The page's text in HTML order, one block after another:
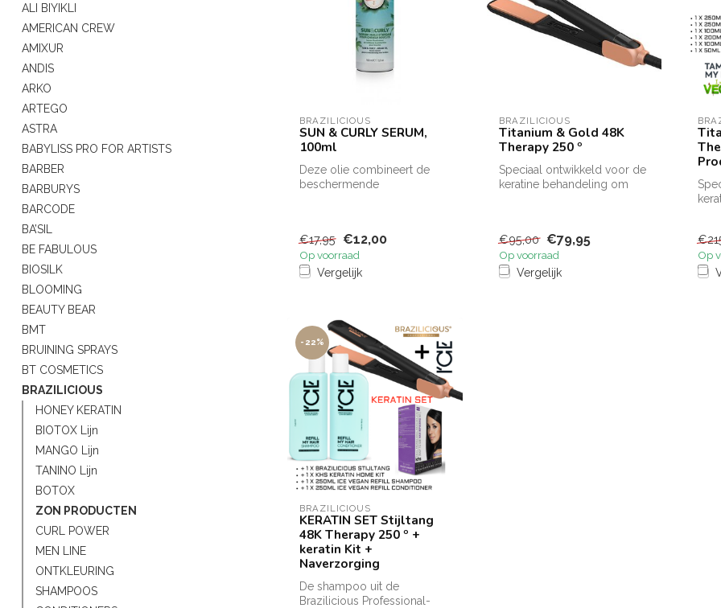
ALI BIYIKLI
AMERICAN CREW
AMIXUR
ANDIS
ARKO
ARTEGO
ASTRA
BABYLISS PRO FOR ARTISTS
BARBER
BARBURYS
BARCODE
BA’SIL
BE FABULOUS
BIOSILK
BLOOMING
BEAUTY BEAR
BMT
BRUINING SPRAYS
BT COSMETICS
BRAZILICIOUS
HONEY KERATIN
BIOTOX Lijn
MANGO Lijn
TANINO Lijn
BOTOX
ZON PRODUCTEN
CURL POWER
MEN LINE
ONTKLEURING
SHAMPOOS
BRAZILICIOUS
SUN & CURLY SERUM,
100ml
Deze olie combineert de
beschermende
€17,95 €12,00
Op voorraad
Vergelijk
BRAZILICIOUS
Titanium & Gold 48K
Therapy 250 º
Speciaal ontwikkeld voor de
keratine behandeling om
€95,00 €79,95
Op voorraad
Vergelijk
Op
-22%
BRAZILICIOUS
KERATIN SET Stijltang
48K Therapy 250 º +
keratin Kit +
Naverzorging
De shampoo uit de
Brazilicious Professional-